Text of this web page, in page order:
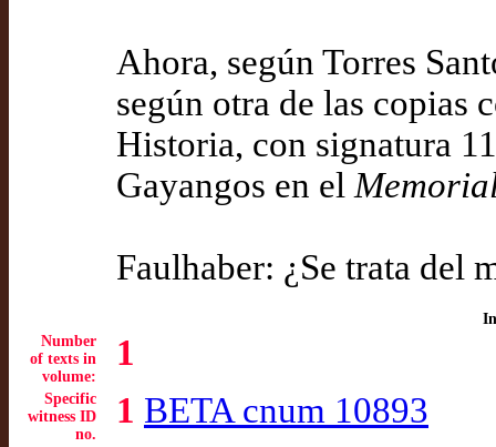
Ahora, según Torres
según otra de las copias
Historia, con signatura
Gayangos en el
Faulhaber: ¿Se trata del
Number
of texts in
volume:
1
Specific
witness ID
no.
1 BETA cnum 10893